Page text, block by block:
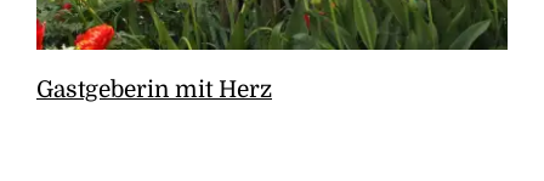
Gastgeberin mit Herz